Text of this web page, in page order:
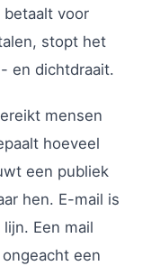
voor
stopt het
en dichtdraait.
mensen
hoeveel
een publiek
hen. E-mail is
Een mail
een